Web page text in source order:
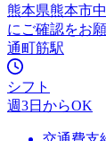
熊本県熊本市
にご確認をお
通町筋駅
シフト
週3日からOK